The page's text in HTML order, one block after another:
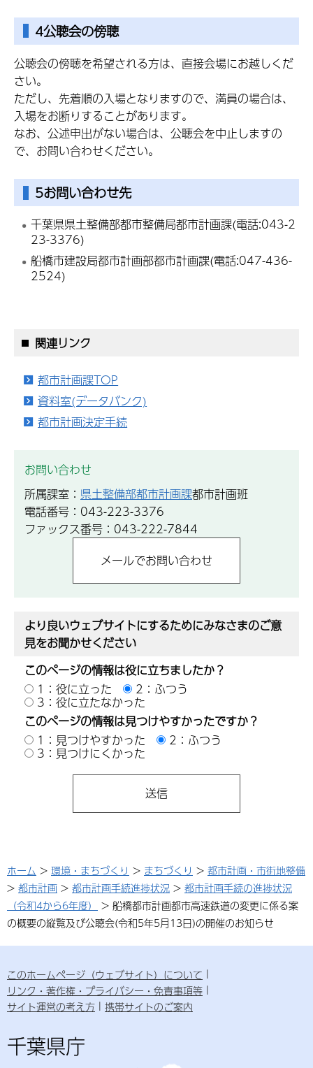
4公聴会の傍聴
公聴会の傍聴を希望される方は、直接会場にお越しくだ
さい。
ただし、先着順の入場となりますので、満員の場合は、
入場をお断りすることがあります。
なお、公述申出がない場合は、公聴会を中止しますの
で、お問い合わせください。
5お問い合わせ先
千葉県県土整備部都市整備局都市計画課(電話:043-2
23-3376)
船橋市建設局都市計画部都市計画課(電話:047-436-
2524)
関連リンク
都市計画課TOP
資料室(データバンク)
都市計画決定手続
お問い合わせ
所属課室： 県土整備部都市計画課都市計画班
電話番号：043-223-3376
ファックス番号：043-222-7844
より良いウェブサイトにするためにみなさまのご意
見をお聞かせください
このページの情報は役に立ちましたか？
1：役に立った
2：ふつう
3：役に立たなかった
このページの情報は見つけやすかったですか？
1：見つけやすかった
2：ふつう
3：見つけにくかった
ホーム > 環境・まちづくり > まちづくり > 都市計画・市街地整備
> 都市計画 > 都市計画手続進捗状況 > 都市計画手続の進捗状況
（令和4から6年度）
> 船橋都市計画都市高速鉄道の変更に係る案
の概要の縦覧及び公聴会(令和5年5月13日)の開催のお知らせ
このホームページ（ウェブサイト）について
リンク・著作権・プライバシー・免責事項等
サイト運営の考え方
携帯サイトのご案内
千葉県庁